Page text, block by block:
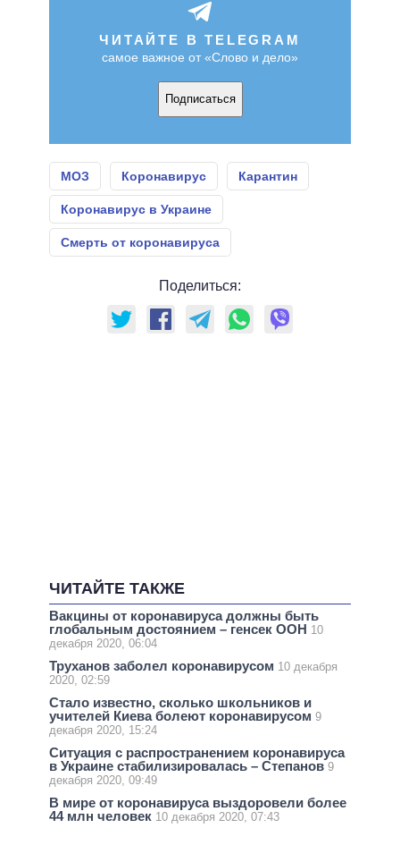
ЧИТАЙТЕ В TELEGRAM
самое важное от «Слово и дело»
Подписаться
МОЗ Коронавирус Карантин
Коронавирус в Украине
Смерть от коронавируса
Поделиться:
ЧИТАЙТЕ ТАКЖЕ
Вакцины от коронавируса должны быть
глобальным достоянием – генсек ООН 10
декабря 2020, 06:04
Труханов заболел коронавирусом 10 декабря
2020, 02:59
Стало известно, сколько школьников и
учителей Киева болеют коронавирусом 9
декабря 2020, 15:24
Ситуация с распространением коронавируса
в Украине стабилизировалась – Степанов 9
декабря 2020, 09:49
В мире от коронавируса выздоровели более
44 млн человек 10 декабря 2020, 07:43